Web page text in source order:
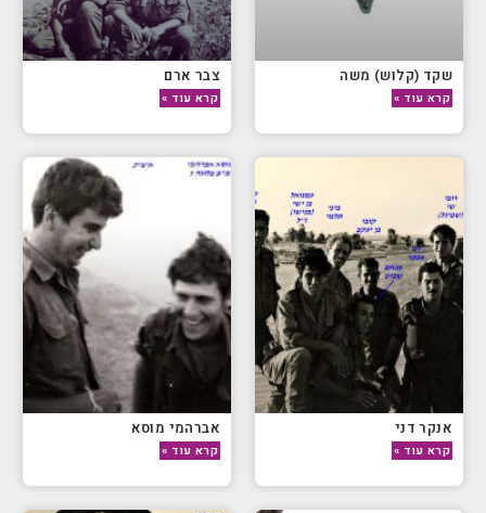
שקד (קלוש) משה
קרא עוד »
צבר ארם
קרא עוד »
אנקר דני
קרא עוד »
אברהמי מוסא
קרא עוד »